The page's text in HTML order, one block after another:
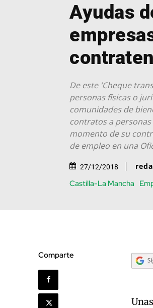
Ayudas
De este 'Cheque
personas físicas o
comunidades de
contratos a
momento de su
de empleo en una
27/12/2018
Castilla-La Mancha
Comparte